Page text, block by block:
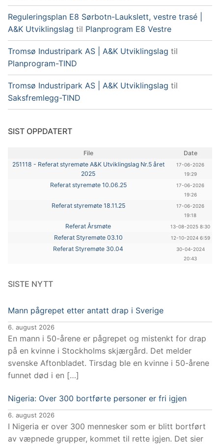
Reguleringsplan E8 Sørbotn-Laukslett, vestre trasé |
A&K Utviklingslag til Planprogram E8 Vestre
Tromsø Industripark AS | A&K Utviklingslag til
Planprogram-TIND
Tromsø Industripark AS | A&K Utviklingslag til
Saksfremlegg-TIND
SIST OPPDATERT
File
Date
251118 - Referat styremøte A&K Utviklingslag Nr.5 året
2025
17-06-2026
19:29
Referat styremøte 10.06.25
17-06-2026
19:26
Referat styremøte 18.11.25
17-06-2026
19:18
Referat Årsmøte 13-08-2025 8:30
Referat Styremøte 03.10 12-10-2024 6:59
Referat Styremøte 30.04
30-04-2024
20:43
SISTE NYTT
Mann pågrepet etter antatt drap i Sverige
6. august 2026
En mann i 50-årene er pågrepet og mistenkt for drap
på en kvinne i Stockholms skjærgård. Det melder
svenske Aftonbladet. Tirsdag ble en kvinne i 50-årene
funnet død i en […]
Nigeria: Over 300 bortførte personer er fri igjen
6. august 2026
I Nigeria er over 300 mennesker som er blitt bortført
av væpnede grupper, kommet til rette igjen. Det sier